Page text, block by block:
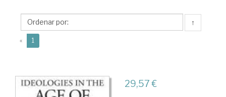
↑
« 1
29,57 €